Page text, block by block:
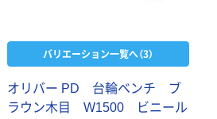
バリエーション一覧へ（3）
オリバー PD 台輪ベンチ ブ
ラウン木目 W1500 ビニール